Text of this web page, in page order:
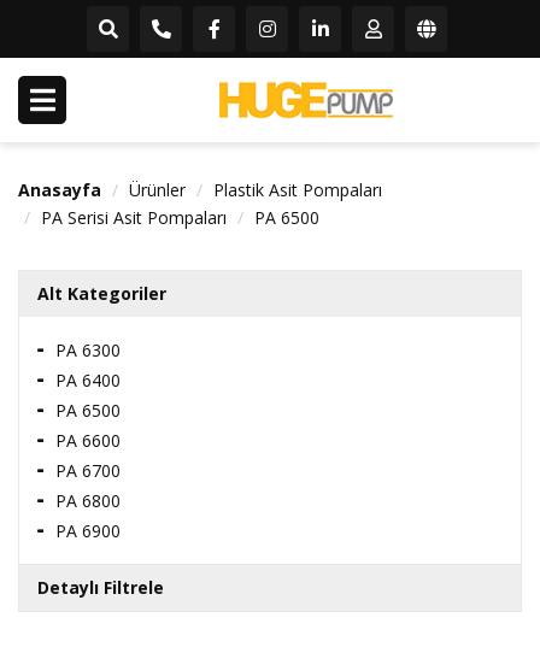
Anasayfa Ürünler
Plastik Asit Pompaları
PA Serisi Asit Pompaları
PA 6500
Alt Kategoriler
PA 6300
PA 6400
PA 6500
PA 6600
PA 6700
PA 6800
PA 6900
Detaylı Filtrele